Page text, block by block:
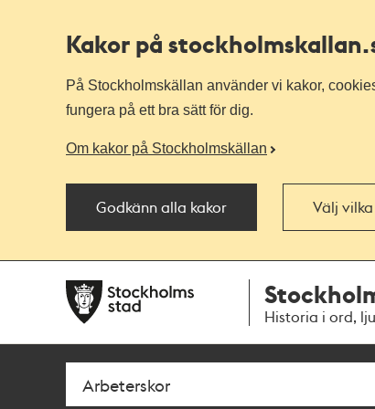
Kakor på stockholmskallan
På Stockholmskällan använder vi kakor,
fungera på ett bra sätt för dig.
Om kakor på Stockholmskällan
Godkänn alla kakor Välj
navigationen
huvudinnehållet
Historia i ord,
Sök